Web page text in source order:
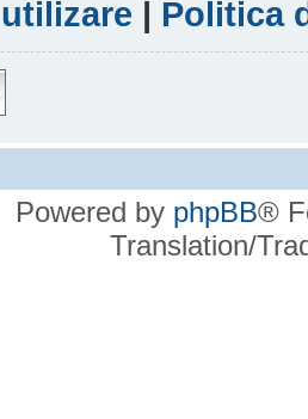
| Politica
Powered by phpBB®
Translation/